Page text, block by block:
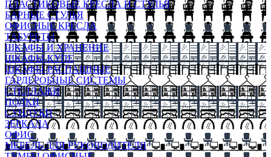
ПЛАСТИКОВЫЕ КРЕСЛА И СТУЛЬЯ
БАРНЫЕ СТУЛЬЯ
ОФИСНЫЕ КРЕСЛА
ТАБУРЕТЫ
ШКАФЫ И ХРАНЕНИЕ
ШКАФЫ-КУПЕ
ШКАФЫ-РАСПАШНЫЕ
ГАРДЕРОБНЫЕ СИСТЕМЫ
СТЕЛЛАЖИ
ПОЛКИ
СУНДУКИ
ЗЕРКАЛА
ОФИС
МЕБЕЛЬ ДЛЯ РУКОВОДИТЕЛЯ